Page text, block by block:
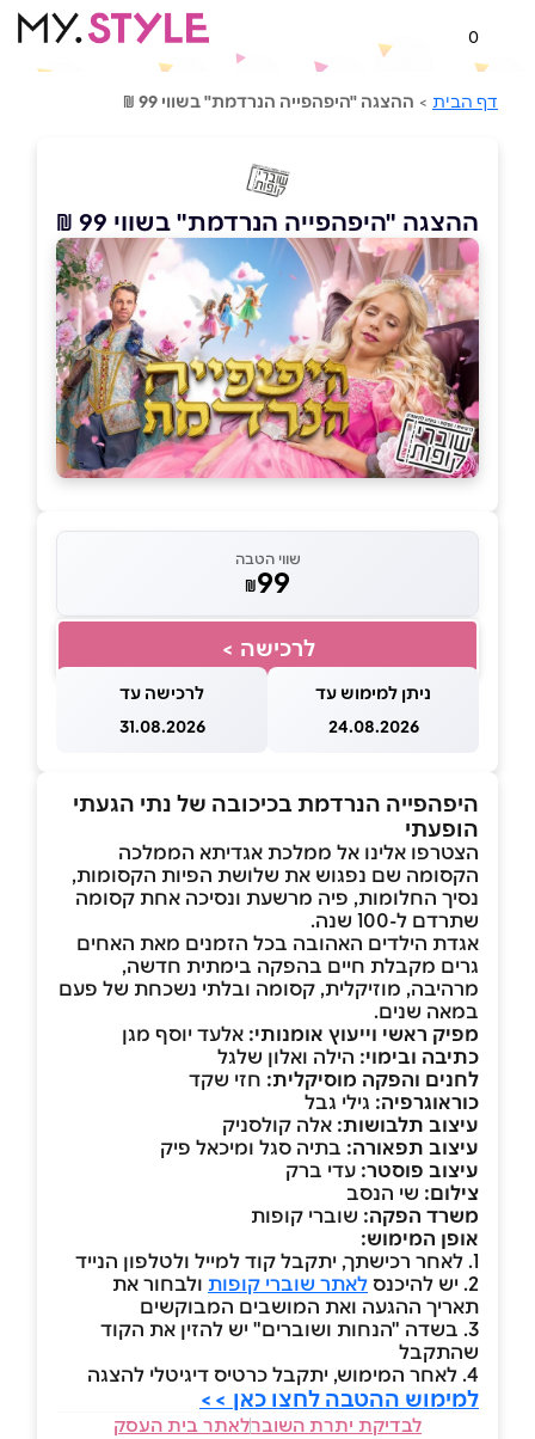
0
דף הבית > ההצגה "היפהפייה הנרדמת" בשווי 99 ₪
ההצגה "היפהפייה הנרדמת" בשווי 99 ₪
שווי הטבה
₪99
לרכישה >
ניתן למימוש עד
24.08.2026
לרכישה עד
31.08.2026
היפהפייה הנרדמת בכיכובה של נתי הגעתי
הופעתי
הצטרפו אלינו אל ממלכת אגדיתא הממלכה
הקסומה שם נפגוש את שלושת הפיות הקסומות,
נסיך החלומות, פיה מרשעת ונסיכה אחת קסומה
שתרדם ל-100 שנה.
אגדת הילדים האהובה בכל הזמנים מאת האחים
גרים מקבלת חיים בהפקה בימתית חדשה,
מרהיבה, מוזיקלית, קסומה ובלתי נשכחת של פעם
במאה שנים.
מפיק ראשי וייעוץ אומנותי: אלעד יוסף מגן
כתיבה ובימוי: הילה ואלון שלגל
לחנים והפקה מוסיקלית: חזי שקד
כוראוגרפיה: גילי גבל
עיצוב תלבושות: אלה קולסניק
עיצוב תפאורה: בתיה סגל ומיכאל פיק
עיצוב פוסטר: עדי ברק
צילום: שי הנסב
משרד הפקה: שוברי קופות
אופן המימוש:
1. לאחר רכישתך, יתקבל קוד למייל ולטלפון הנייד
2. יש להיכנס
לאתר שוברי קופות ולבחור את
תאריך ההגעה ואת המושבים המבוקשים
3. בשדה "הנחות ושוברים" יש להזין את הקוד
שהתקבל
4. לאחר המימוש, יתקבל כרטיס דיגיטלי להצגה
למימוש ההטבה לחצו כאן >>
לבדיקת יתרת השוברלאתר בית העסק